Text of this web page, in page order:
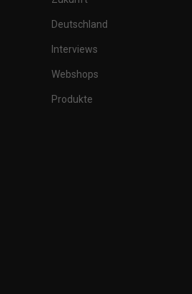
Deutschland
Interviews
Webshops
Produkte